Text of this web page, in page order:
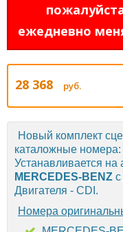
ежедневно
28 368 руб.
Новый комплект
каталожные номера:
Устанавливается
MERCEDES-BENZ
Двигателя - CDI.
Номера